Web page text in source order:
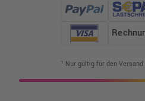
¹ Nur gültig für den